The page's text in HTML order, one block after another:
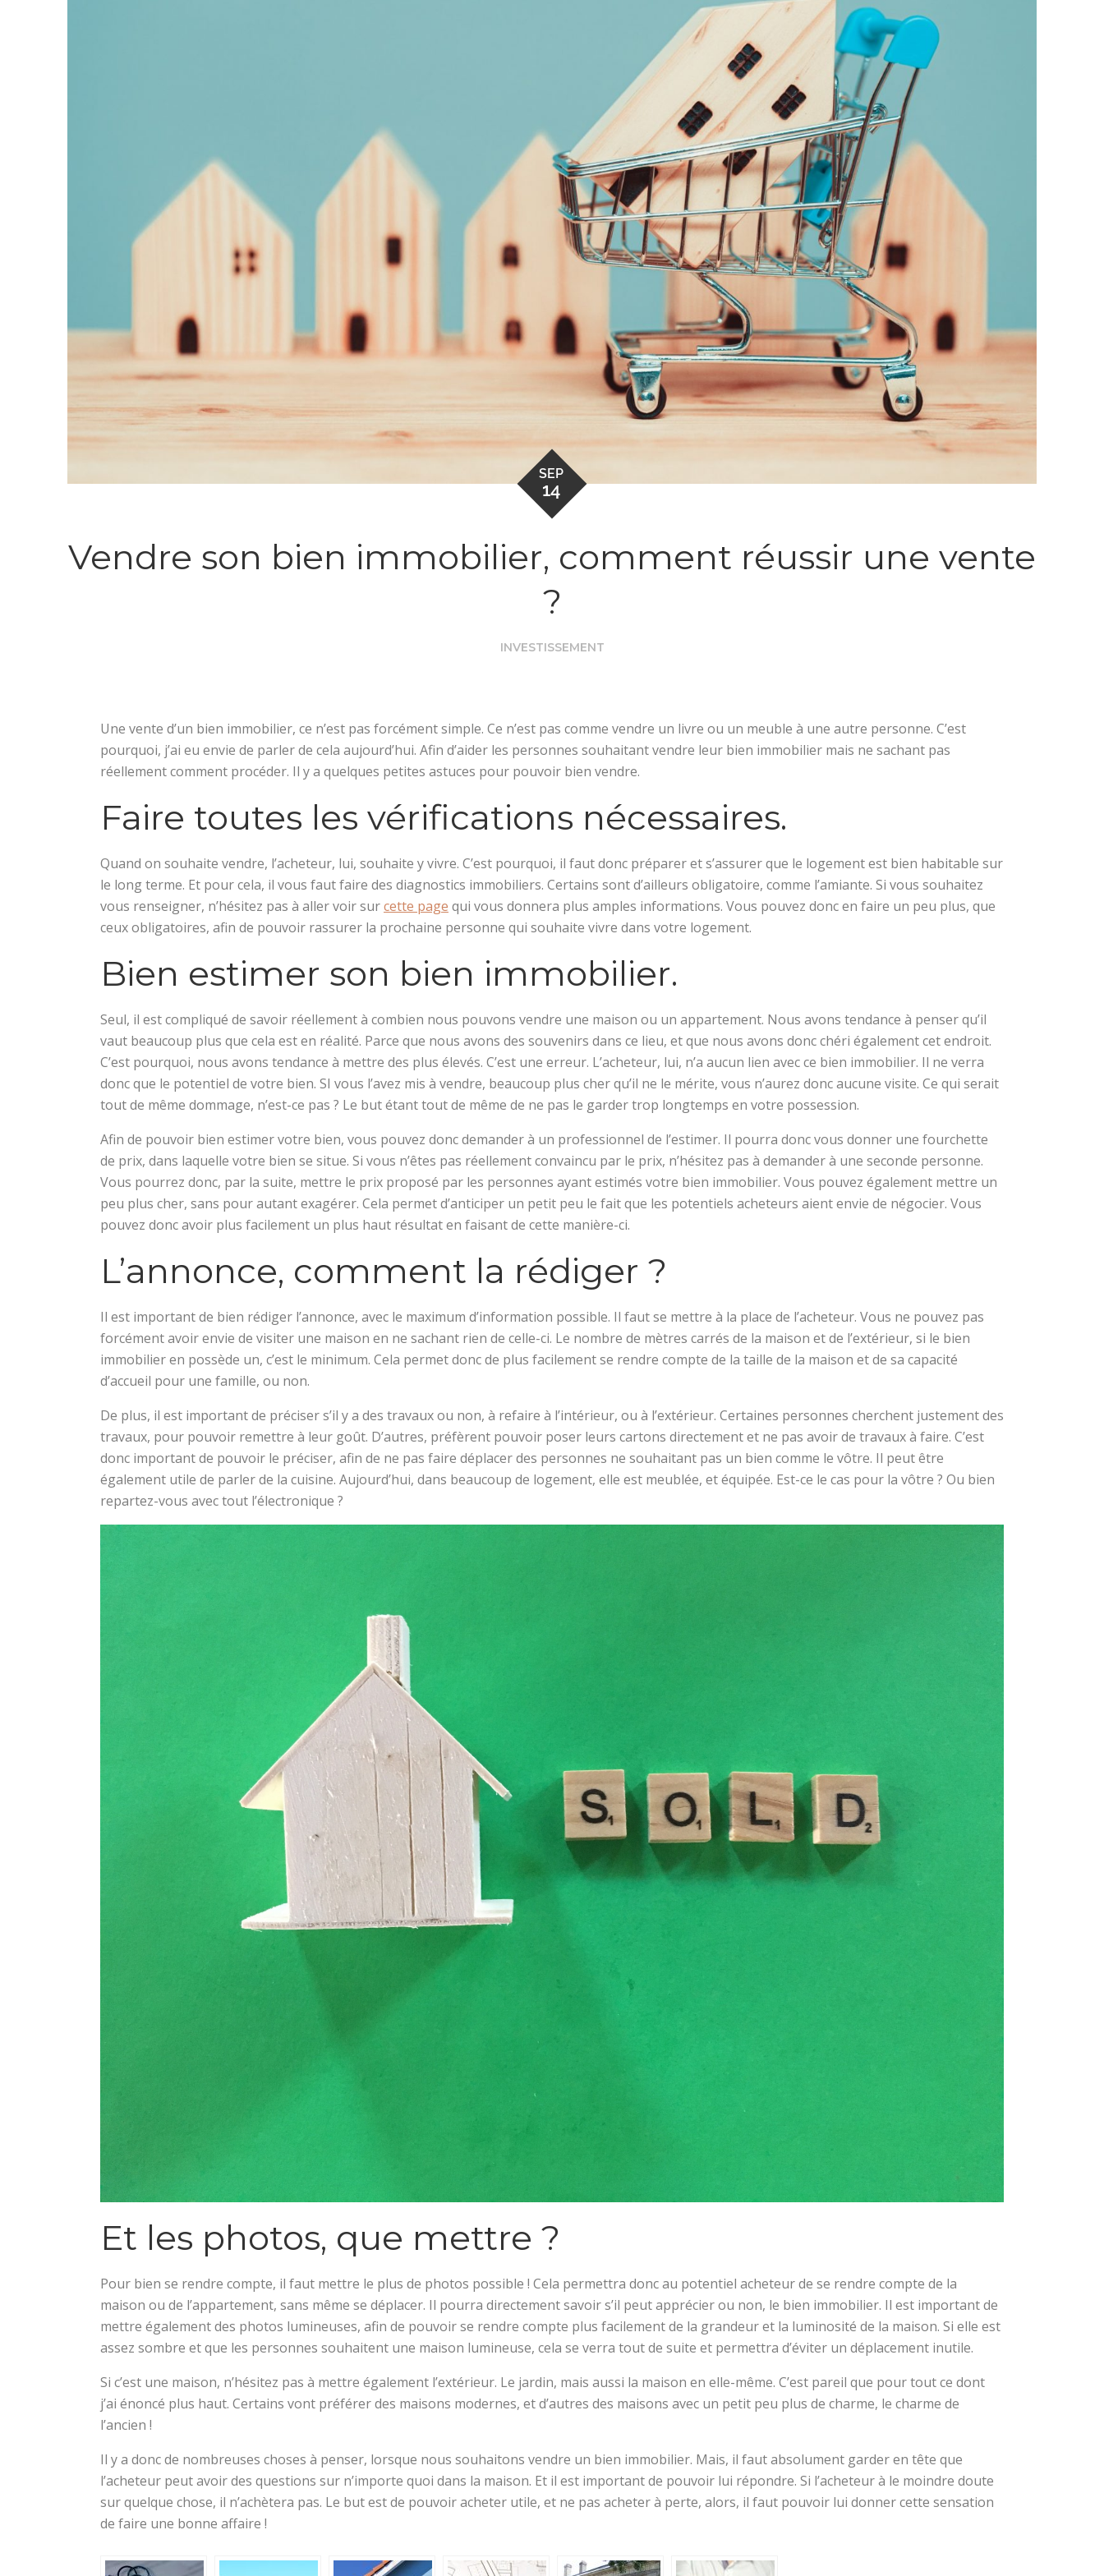
SEP
14
Vendre son bien immobilier, comment réussir une vente
?
INVESTISSEMENT
Une vente d’un bien immobilier, ce n’est pas forcément simple. Ce n’est pas comme vendre un livre ou un meuble à une autre personne. C’est
pourquoi, j’ai eu envie de parler de cela aujourd’hui. Afin d’aider les personnes souhaitant vendre leur bien immobilier mais ne sachant pas
réellement comment procéder. Il y a quelques petites astuces pour pouvoir bien vendre.
Faire toutes les vérifications nécessaires.
Quand on souhaite vendre, l’acheteur, lui, souhaite y vivre. C’est pourquoi, il faut donc préparer et s’assurer que le logement est bien habitable sur
le long terme. Et pour cela, il vous faut faire des diagnostics immobiliers. Certains sont d’ailleurs obligatoire, comme l’amiante. Si vous souhaitez
vous renseigner, n’hésitez pas à aller voir surcette page qui vous donnera plus amples informations. Vous pouvez donc en faire un peu plus, que
ceux obligatoires, afin de pouvoir rassurer la prochaine personne qui souhaite vivre dans votre logement.
Bien estimer son bien immobilier.
Seul, il est compliqué de savoir réellement à combien nous pouvons vendre une maison ou un appartement. Nous avons tendance à penser qu’il
vaut beaucoup plus que cela est en réalité. Parce que nous avons des souvenirs dans ce lieu, et que nous avons donc chéri également cet endroit.
C’est pourquoi, nous avons tendance à mettre des plus élevés. C’est une erreur. L’acheteur, lui, n’a aucun lien avec ce bien immobilier. Il ne verra
donc que le potentiel de votre bien. SI vous l’avez mis à vendre, beaucoup plus cher qu’il ne le mérite, vous n’aurez donc aucune visite. Ce qui serait
tout de même dommage, n’est-ce pas ? Le but étant tout de même de ne pas le garder trop longtemps en votre possession.
Afin de pouvoir bien estimer votre bien, vous pouvez donc demander à un professionnel de l’estimer. Il pourra donc vous donner une fourchette
de prix, dans laquelle votre bien se situe. Si vous n’êtes pas réellement convaincu par le prix, n’hésitez pas à demander à une seconde personne.
Vous pourrez donc, par la suite, mettre le prix proposé par les personnes ayant estimés votre bien immobilier. Vous pouvez également mettre un
peu plus cher, sans pour autant exagérer. Cela permet d’anticiper un petit peu le fait que les potentiels acheteurs aient envie de négocier. Vous
pouvez donc avoir plus facilement un plus haut résultat en faisant de cette manière-ci.
L’annonce, comment la rédiger ?
Il est important de bien rédiger l’annonce, avec le maximum d’information possible. Il faut se mettre à la place de l’acheteur. Vous ne pouvez pas
forcément avoir envie de visiter une maison en ne sachant rien de celle-ci. Le nombre de mètres carrés de la maison et de l’extérieur, si le bien
immobilier en possède un, c’est le minimum. Cela permet donc de plus facilement se rendre compte de la taille de la maison et de sa capacité
d’accueil pour une famille, ou non.
De plus, il est important de préciser s’il y a des travaux ou non, à refaire à l’intérieur, ou à l’extérieur. Certaines personnes cherchent justement des
travaux, pour pouvoir remettre à leur goût. D’autres, préfèrent pouvoir poser leurs cartons directement et ne pas avoir de travaux à faire. C’est
donc important de pouvoir le préciser, afin de ne pas faire déplacer des personnes ne souhaitant pas un bien comme le vôtre. Il peut être
également utile de parler de la cuisine. Aujourd’hui, dans beaucoup de logement, elle est meublée, et équipée. Est-ce le cas pour la vôtre ? Ou bien
repartez-vous avec tout l’électronique ?
Et les photos, que mettre ?
Pour bien se rendre compte, il faut mettre le plus de photos possible ! Cela permettra donc au potentiel acheteur de se rendre compte de la
maison ou de l’appartement, sans même se déplacer. Il pourra directement savoir s’il peut apprécier ou non, le bien immobilier. Il est important de
mettre également des photos lumineuses, afin de pouvoir se rendre compte plus facilement de la grandeur et la luminosité de la maison. Si elle est
assez sombre et que les personnes souhaitent une maison lumineuse, cela se verra tout de suite et permettra d’éviter un déplacement inutile.
Si c’est une maison, n’hésitez pas à mettre également l’extérieur. Le jardin, mais aussi la maison en elle-même. C’est pareil que pour tout ce dont
j’ai énoncé plus haut. Certains vont préférer des maisons modernes, et d’autres des maisons avec un petit peu plus de charme, le charme de
l’ancien !
Il y a donc de nombreuses choses à penser, lorsque nous souhaitons vendre un bien immobilier. Mais, il faut absolument garder en tête que
l’acheteur peut avoir des questions sur n’importe quoi dans la maison. Et il est important de pouvoir lui répondre. Si l’acheteur à le moindre doute
sur quelque chose, il n’achètera pas. Le but est de pouvoir acheter utile, et ne pas acheter à perte, alors, il faut pouvoir lui donner cette sensation
de faire une bonne affaire !